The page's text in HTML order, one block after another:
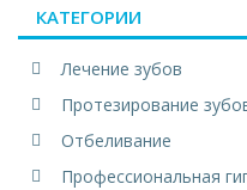
КАТЕГОРИИ
Лечение зубов
Протезирование
Отбеливание
Профессиональная